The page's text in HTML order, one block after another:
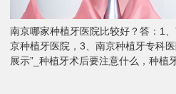
南京哪家种植牙医院比较好？答：1
京种植牙医院，3、南京种植牙专科
展示”_种植牙术后要注意什么，种植